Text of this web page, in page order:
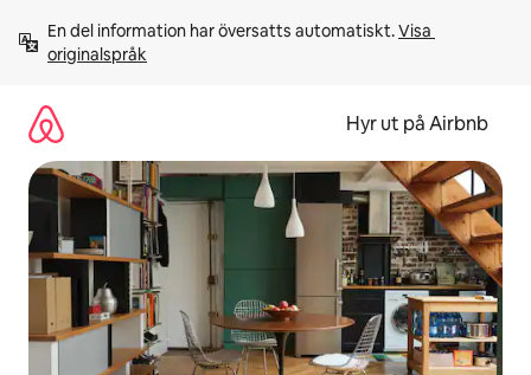
innehåll
En del information har översatts automatiskt. Visa
originalspråk
Hyr ut på Airbnb